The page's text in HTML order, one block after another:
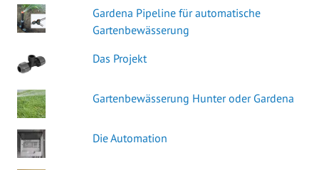
Gardena Pipeline für automatische
Gartenbewässerung
Das Projekt
Gartenbewässerung Hunter oder Gardena
Die Automation